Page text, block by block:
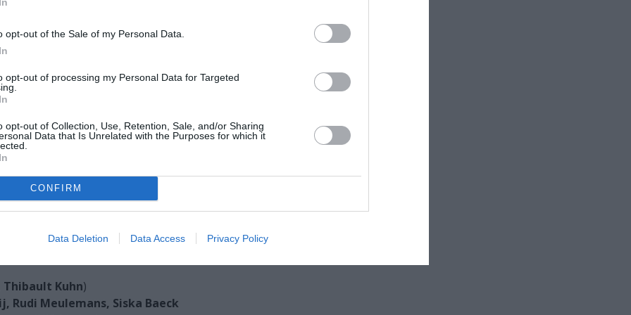
opt-out of the Sale of my Personal Data.
opt-out of processing my Personal Data for Targeted
opt-out of Collection, Use, Retention, Sale, and/or Sharing
Data that Is Unrelated with the Purposes for which it
CONFIRM
Data Deletion Data Access Privacy Policy
μια χορογραφία που εξερευνά τις διάφορες μορφές
κλιματικές ή κοινωνικές προκλήσεις. Βασισμένη στο έντονα
συνθέτη Χένρικ Γκουρέτσκι, η χορογραφία συνδυάζεται με
του να είσαι διαφορετικός ανάμεσα στους άλλους αλλά και για τη
χορευτική «υπογραφή» του κάθε ερμηνευτή του.
Ty Boomershine, Truus Bronkhorst, Camilla Bundel, Jim
Naomi Gibson, Simon Lelievre, Kimmy Ligtvoet, Solal Mariotte,
Wolf Overmeire, Tim Persent, Courtney May Robertson, Laura
Maisie Woodford, Paolo Yao
Thibault Kuhn)
Rudi Meulemans, Siska Baeck